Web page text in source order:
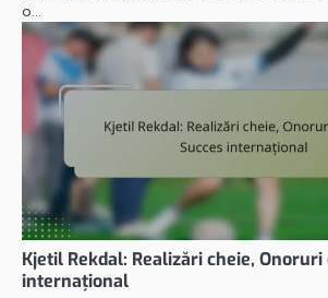
o…
Kjetil Rekdal: Realizări cheie, Onoruri
internațional